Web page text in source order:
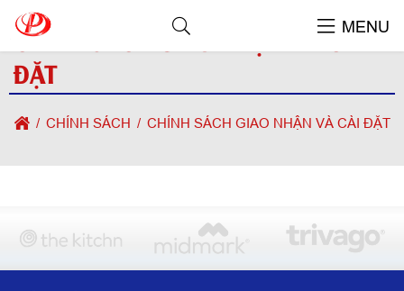
MENU
CHÍNH SÁCH GIAO NHẬN VÀ CÀI
ĐẶT
CHÍNH SÁCH CHÍNH SÁCH GIAO NHẬN VÀ CÀI ĐẶT